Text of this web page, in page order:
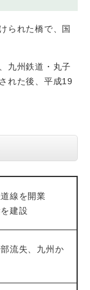
られた橋で、国
九州鉄道・丸子
れた後、平成19
線を開業
建設
流失、九州か